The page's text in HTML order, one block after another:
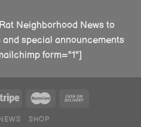
Neighborhood News to
special announcements
form="1"]
SHOP